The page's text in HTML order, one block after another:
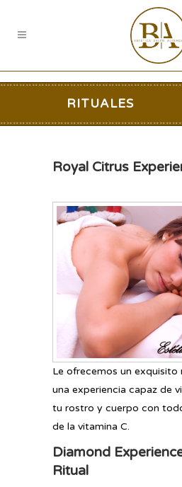
RITUALES
Royal Citrus
Le ofrecemos un exquisito
una experiencia capaz de
tu rostro y cuerpo con
de la vitamina C.
Diamond
Ritual